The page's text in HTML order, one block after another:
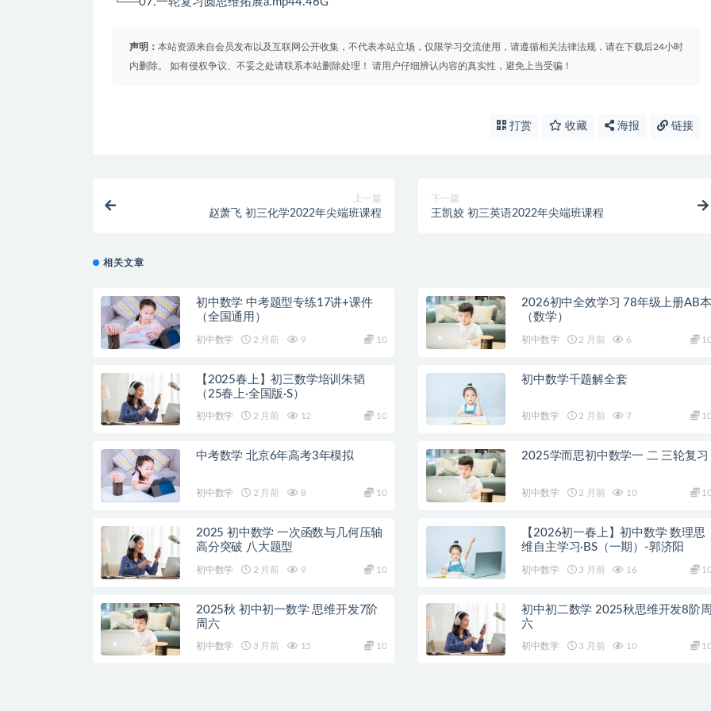
声明： 本站资源来自会员发布以及互联网公开收集，不代表本站立场，仅限学习交流使用，请遵循相关法律法规，请在下载后24小时
内删除。 如有侵权争议、不妥之处请联系本站删除处理！ 请用户仔细辨认内容的真实性，避免上当受骗！
打赏 收藏 海报 链接
上一篇
赵萧飞 初三化学2022年尖端班课程
下一篇
王凯姣 初三英语2022年尖端班课程
相关文章
初中数学 中考题型专练17讲+课件
（全国通用）
初中数学 2 月前 9 10
2026初中全效学习 78年级上册AB本
（数学）
初中数学 2 月前 6
【2025春上】初三数学培训朱韬
（25春上·全国版·S）
初中数学 2 月前 12 10
初中数学千题解全套
初中数学 2 月前 7
中考数学 北京6年高考3年模拟
初中数学 2 月前 8 10
2025学而思初中数学一 二 三轮复习
初中数学 2 月前 10
2025 初中数学 一次函数与几何压轴
高分突破 八大题型
初中数学 2 月前 9 10
【2026初一春上】初中数学 数理思
维自主学习·BS（一期）-郭济阳
初中数学 3 月前 16
2025秋 初中初一数学 思维开发7阶
周六
初中数学 3 月前 15 10
初中初二数学 2025秋思维开发8阶
六
初中数学 3 月前 10